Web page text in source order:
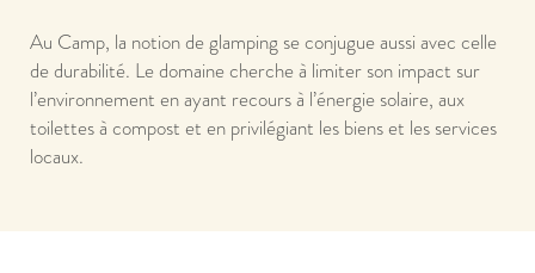
Au Camp, la notion de glamping se conjugue aussi avec celle
de durabilité. Le domaine cherche à limiter son impact sur
l’environnement en ayant recours à l’énergie solaire, aux
toilettes à compost et en privilégiant les biens et les services
locaux.